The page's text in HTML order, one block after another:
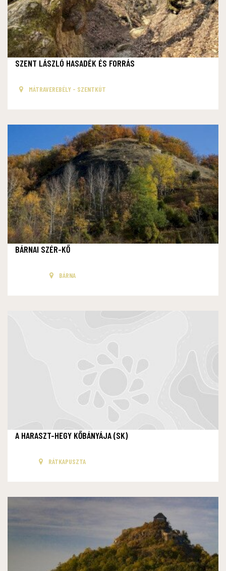
SZENT LÁSZLÓ HASADÉK ÉS FORRÁS
MÁTRAVEREBÉLY - SZENTKÚT
BÁRNAI SZÉR-KŐ
BÁRNA
A HARASZT-HEGY KŐBÁNYÁJA (SK)
RÁTKAPUSZTA